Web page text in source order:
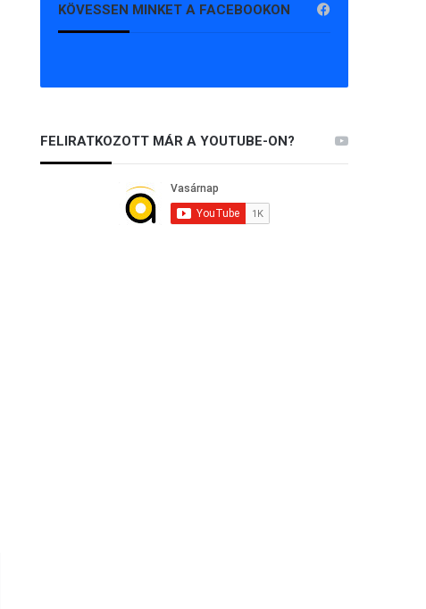
KÖVESSEN MINKET A FACEBOOKON
FELIRATKOZOTT MÁR A YOUTUBE-ON?